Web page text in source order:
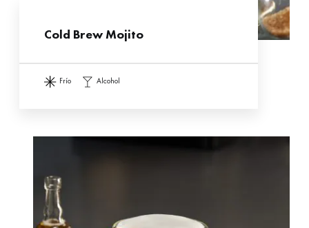
Cold Brew Mojito
frío alcohol